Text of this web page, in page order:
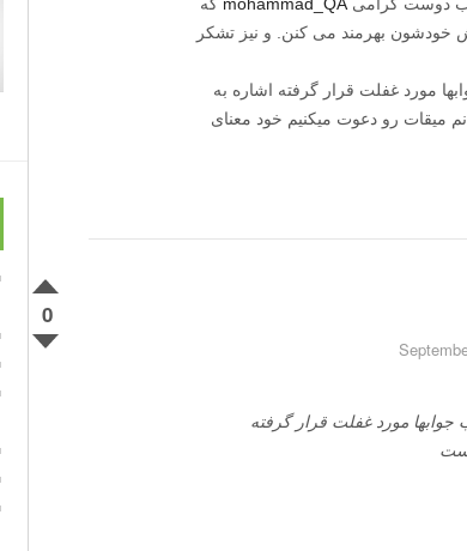
خودشون بهرمند می کنن. و نیز تشکر
مورد غفلت قرار گرفته اشاره به
میقات رو دعوت میکنیم خود معنای
0
جوابها مورد غفلت قرار گرفته